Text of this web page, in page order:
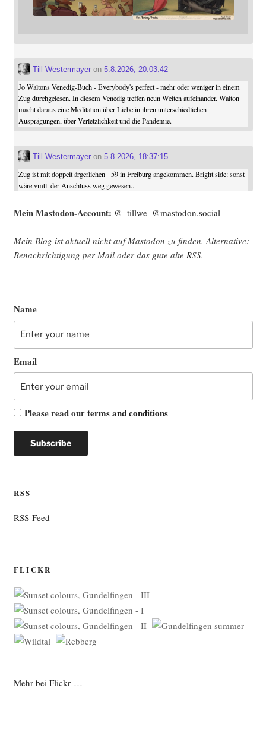
Till Westermayeron 5.8.2026, 20:03:42
Jo Waltons Venedig-Buch - Everybody's perfect - mehr oder weniger in einem
Zug durchgelesen. In diesem Venedig treffen neun Welten aufeinander. Walton
macht daraus eine Meditation über Liebe in ihren unterschiedlichen
Ausprägungen, über Verletzlichkeit und die Pandemie.
Till Westermayeron 5.8.2026, 18:37:15
Zug ist mit doppelt ärgerlichen +59 in Freiburg angekommen. Bright side: sonst
wäre vmtl. der Anschluss weg gewesen..
Mein Mast­o­don-Account: @_tillwe_@mastodon.social
Mein Blog ist aktu­ell nicht auf Mast­o­don zu fin­den. Alter­na­ti­ve:
Benach­rich­ti­gung per Mail oder das gute alte RSS.
Name
Email
Please read ourterms and conditions
RSS
RSS-Feed
FLICKR
Mehr bei Flickr …